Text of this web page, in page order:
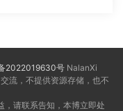
2022019630号 NalanXi
流，不提供资源存储，也不
，请联系告知，本博立即处